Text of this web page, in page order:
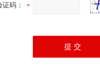
证码：